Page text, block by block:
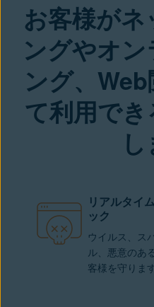
お客様が
ングやオ
ング、
て利用で
リアルタイ
ック
ウイルス、ス
ル、悪意のあ
客様を守ります